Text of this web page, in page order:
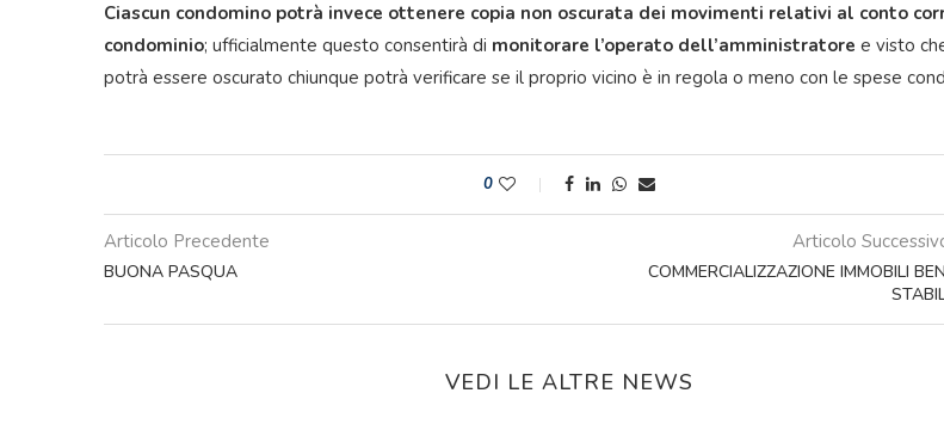
Ciascun condomino potrà invece ottenere copia non oscurata dei movimenti relativi al conto
condominio; ufficialmente questo consentirà di monitorare l’operato dell’amministratore e visto
potrà essere oscurato chiunque potrà verificare se il proprio vicino è in regola o meno con le spese
0
Articolo Precedente
BUONA PASQUA
Articolo
COMMERCIALIZZAZIONE IMMOBILI
VEDI LE ALTRE NEWS